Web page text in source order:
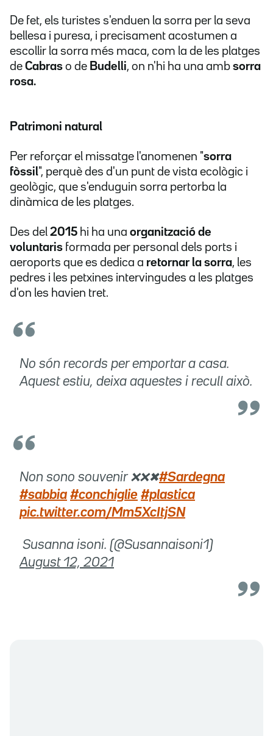
De fet, els turistes s'enduen la sorra per la seva
bellesa i puresa, i precisament acostumen a
escollir la sorra més maca, com la de les platges
de Cabras o de Budelli, on n'hi ha una amb sorra
rosa.
Patrimoni natural
Per reforçar el missatge l'anomenen "sorra
fòssil", perquè des d'un punt de vista ecològic i
geològic, que s'enduguin sorra pertorba la
dinàmica de les platges.
Des del 2015 hi ha una organització de
voluntaris formada per personal dels ports i
aeroports que es dedica a retornar la sorra, les
pedres i les petxines intervingudes a les platges
d'on les havien tret.
No són records per emportar a casa.
Aquest estiu, deixa aquestes i recull això.
Non sono souvenir ❌❌✖#Sardegna
#sabbia #conchiglie #plastica
pic.twitter.com/Mm5XcItjSN
 Susanna isoni. (@Susannaisoni1)
August 12, 2021